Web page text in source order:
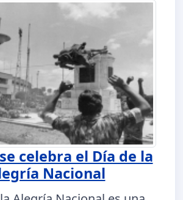
celebra el Día de la
Nacional